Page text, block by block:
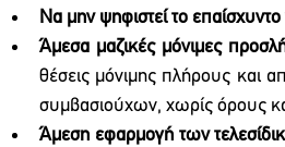
Να μην ψηφιστεί το
Άμεσα μαζικές μόνιμες
θέσεις μόνιμης πλήρους και
συμβασιούχων, χωρίς όρους
Άμεση εφαρμογή των